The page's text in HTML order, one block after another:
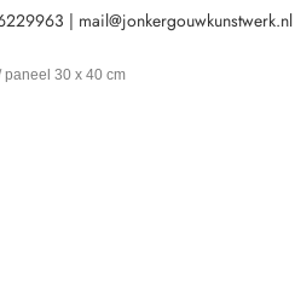
| mail@jonkergouwkunstwerk.nl
paneel 30 x 40 cm